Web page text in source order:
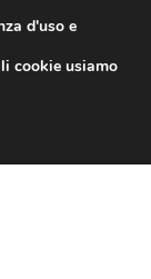
290
d'uso e
cookie usiamo